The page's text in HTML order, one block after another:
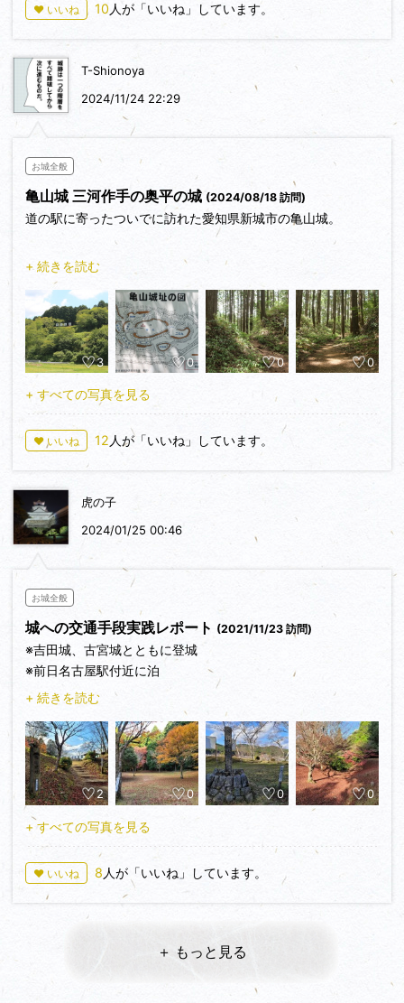
♥ いいね 10 人が「いいね」しています。
T-Shionoya
2024/11/24 22:29
お城全般
亀山城 三河作手の奥平の城 (2024/08/18 訪問)
道の駅に寄ったついでに訪れた愛知県新城市の亀山城。
三河山間部の作手盆地の南、比高約30mの丘に築かれた城。
周辺の平地部には、複数の館跡も存在している模様。
1400年代初期から1573年までの奥平氏5代の居城と伝わる
が、発掘調査では明瞭な建物跡が発見されず、詰城のような軍
事施設と考えられているとのこと。
の藩主を務めます。
現在は道の駅から本丸まで歩道が整備され、本丸を中心に堀や
土塁が残る土の城跡。
訪問時は整備された歩道の途中から堀底道と思われる本丸南側
の堀で東曲輪方面へ。すると大手址の表示があり、そこを下り
て振り返ると東曲輪は立派な馬出の様。
二の丸では表示がないものの、北側の枡形虎口のような窪みが
気になるところ。
本丸の土塁は高さがあり、西曲輪は本丸西側虎口の馬出。
大きな城ではありませんが、予想以上に見応えのある私の城郭
巡りの186城目でした。
+ 続きを読む
3 0 0 0
+ すべての写真を見る
♥ いいね 12 人が「いいね」しています。
虎の子
2024/01/25 00:46
お城全般
城への交通手段実践レポート (2021/11/23 訪問)
※吉田城、古宮城とともに登城
※前日名古屋駅付近に泊
8:03名鉄名古屋(名鉄特急)、8:58豊橋
（徒歩20分）豊橋市役所展望室(13F 続百名城スタンプ
8:00-22:00) ＋ 吉田城跡
10:42豊橋(JR)、11:18新城
(徒歩4分)大善寺 家康の娘亀姫のお墓があります（時間が
あればどうぞ）
12:06(大善寺から徒歩1分)新城栄口・新城駅口(路線ﾊﾞｽ)、
12:43作手高里
(徒歩3分)作手歴史民俗資料館(続百名城スタンプ 10:00-
(資料館から徒歩13分)古宮城跡
+ 続きを読む
2 0 0 0
+ すべての写真を見る
♥ いいね 8 人が「いいね」しています。
＋ もっと見る